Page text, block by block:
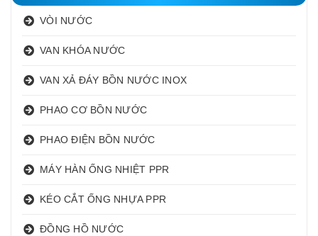
VÒI NƯỚC
VAN KHÓA NƯỚC
VAN XẢ ĐÁY BỒN NƯỚC INOX
PHAO CƠ BỒN NƯỚC
PHAO ĐIỆN BỒN NƯỚC
MÁY HÀN ỐNG NHIỆT PPR
KÉO CẮT ỐNG NHỰA PPR
ĐỒNG HỒ NƯỚC